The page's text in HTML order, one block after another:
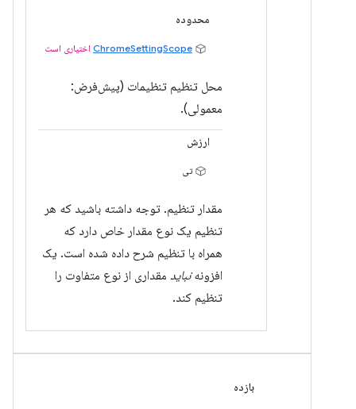
محدوده
ChromeSettingScope اختیاری است
محل تنظیم تنظیمات (پیش‌فرض:
معمولی).
ارزش
تی
مقدار تنظیم. توجه داشته باشید که هر
تنظیم یک نوع مقدار خاص دارد که
همراه با تنظیم شرح داده شده است. یک
افزونهنباید مقداری از نوع متفاوت را
تنظیم کند.
بازده